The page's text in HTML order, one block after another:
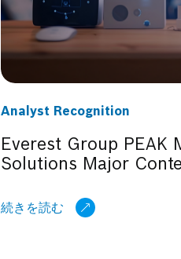
Analyst Recognition
Everest Group PEAK
Solutions Major
続きを読む